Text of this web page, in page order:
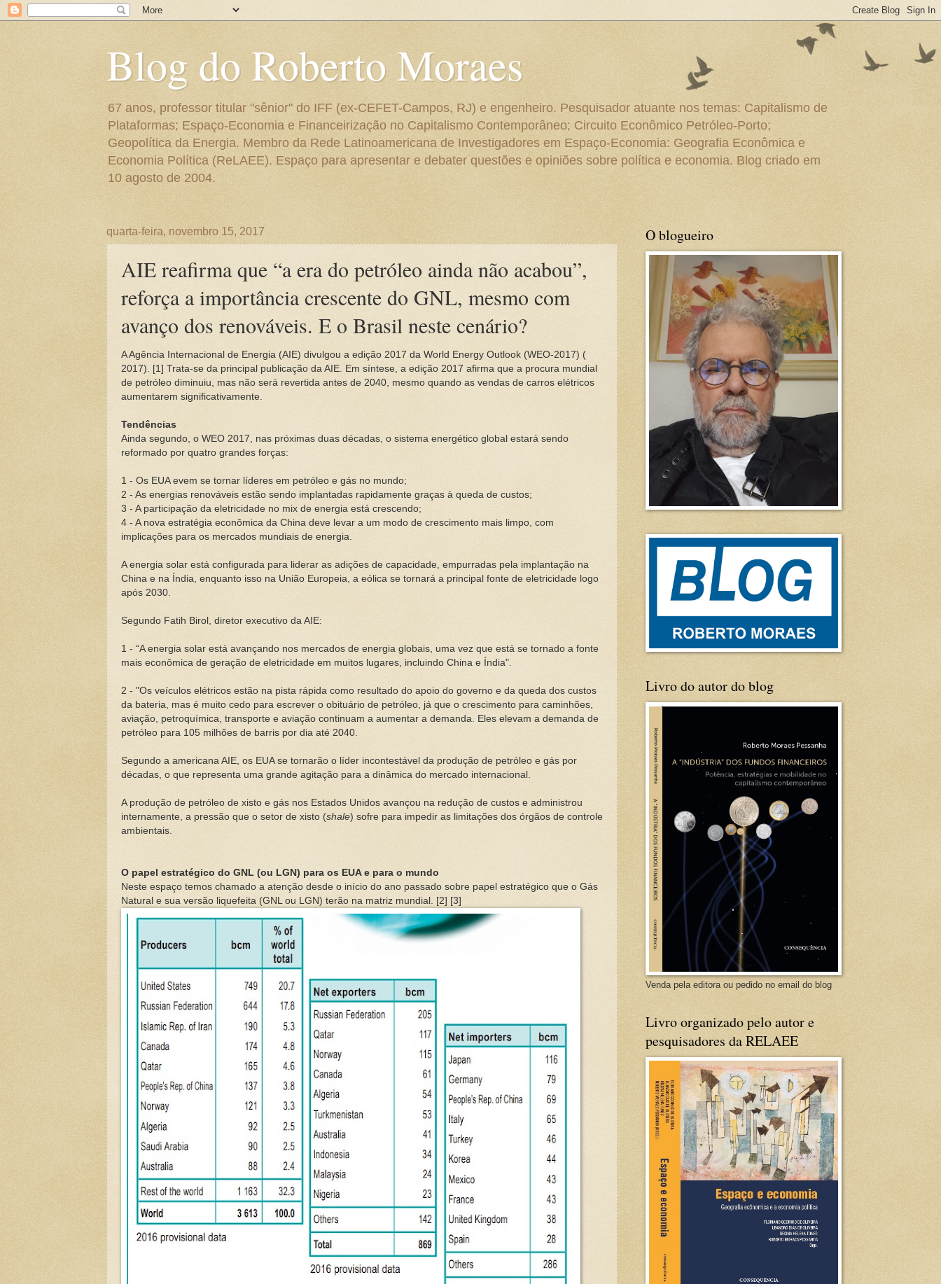
Blog do Roberto Moraes
67 anos, professor titular "sênior" do IFF (ex-CEFET-Campos, RJ) e engenheiro. Pesquisador atuante nos temas: Capitalismo de
Plataformas; Espaço-Economia e Financeirização no Capitalismo Contemporâneo; Circuito Econômico Petróleo-Porto;
Geopolítica da Energia. Membro da Rede Latinoamericana de Investigadores em Espaço-Economia: Geografia Econômica e
Economia Política (ReLAEE). Espaço para apresentar e debater questões e opiniões sobre política e economia. Blog criado em
10 agosto de 2004.
quarta-feira, novembro 15, 2017
AIE reafirma que “a era do petróleo ainda não acabou”,
reforça a importância crescente do GNL, mesmo com
avanço dos renováveis. E o Brasil neste cenário?
A Agência Internacional de Energia (AIE) divulgou a edição 2017 da World Energy Outlook (WEO-2017) (
2017). [1] Trata-se da principal publicação da AIE. Em síntese, a edição 2017 afirma que a procura mundial
de petróleo diminuiu, mas não será revertida antes de 2040, mesmo quando as vendas de carros elétricos
aumentarem significativamente.
Tendências
Ainda segundo, o WEO 2017, nas próximas duas décadas, o sistema energético global estará sendo
reformado por quatro grandes forças:
1 - Os EUA evem se tornar líderes em petróleo e gás no mundo;
2 - As energias renováveis estão sendo implantadas rapidamente graças à queda de custos;
3 - A participação da eletricidade no mix de energia está crescendo;
4 - A nova estratégia econômica da China deve levar a um modo de crescimento mais limpo, com
implicações para os mercados mundiais de energia.
A energia solar está configurada para liderar as adições de capacidade, empurradas pela implantação na
China e na Índia, enquanto isso na União Europeia, a eólica se tornará a principal fonte de eletricidade logo
após 2030.
Segundo Fatih Birol, diretor executivo da AIE:
1 - “A energia solar está avançando nos mercados de energia globais, uma vez que está se tornado a fonte
mais econômica de geração de eletricidade em muitos lugares, incluindo China e Índia".
2 - "Os veículos elétricos estão na pista rápida como resultado do apoio do governo e da queda dos custos
da bateria, mas é muito cedo para escrever o obituário de petróleo, já que o crescimento para caminhões,
aviação, petroquímica, transporte e aviação continuam a aumentar a demanda. Eles elevam a demanda de
petróleo para 105 milhões de barris por dia até 2040.
Segundo a americana AIE, os EUA se tornarão o líder incontestável da produção de petróleo e gás por
décadas, o que representa uma grande agitação para a dinâmica do mercado internacional.
A produção de petróleo de xisto e gás nos Estados Unidos avançou na redução de custos e administrou
internamente, a pressão que o setor de xisto (shale) sofre para impedir as limitações dos órgãos de controle
ambientais.
O papel estratégico do GNL (ou LGN) para os EUA e para o mundo
Neste espaço temos chamado a atenção desde o início do ano passado sobre papel estratégico que o Gás
Natural e sua versão liquefeita (GNL ou LGN) terão na matriz mundial. [2] [3]
O blogueiro
Livro do autor do blog
Venda pela editora ou pedido no email do blog
Livro organizado pelo autor e
pesquisadores da RELAEE